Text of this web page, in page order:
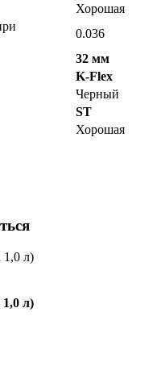
Хорошая
0.036
32 мм
K-Flex
Черный
ST
Хорошая
л)